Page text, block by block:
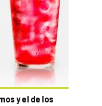
y el de los